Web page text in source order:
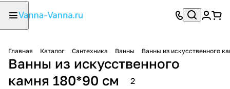
Главная Каталог Сантехника Ванны Ванны из искусственного
Ванны из искусственного
камня 180*90 см
2